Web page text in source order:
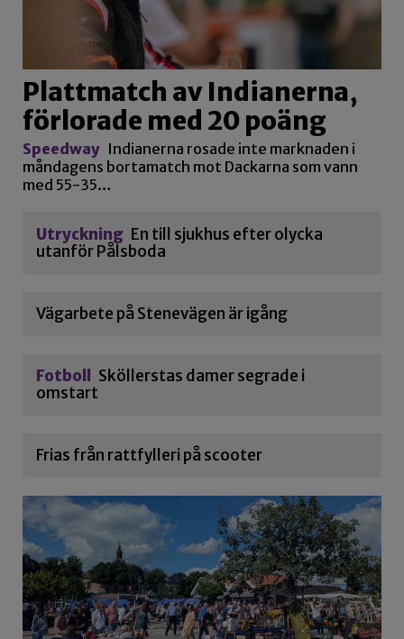
Plattmatch av Indianerna,
förlorade med 20 poäng
Speedway Indianerna rosade inte marknaden i
måndagens bortamatch mot Dackarna som vann
med 55-35…
Utryckning En till sjukhus efter olycka
utanför Pålsboda
Vägarbete på Stenevägen är igång
Fotboll
Sköllerstas damer segrade i
omstart
Frias från rattfylleri på scooter